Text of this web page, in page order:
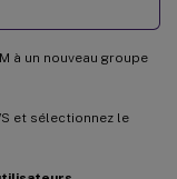
à un nouveau groupe
et sélectionnez le